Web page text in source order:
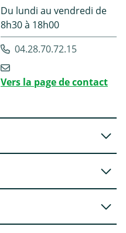
Du lundi au vendredi de
8h30 à 18h00
04.28.70.72.15
Vers la page de contact